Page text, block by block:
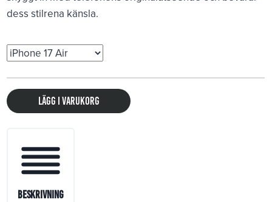
dess stilrena känsla.
Lägg i varukorg
Beskrivning